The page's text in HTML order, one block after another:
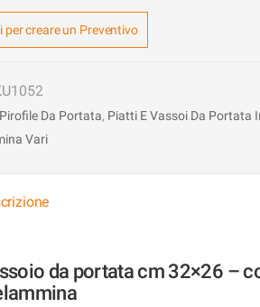
per creare un Preventivo
Da Portata, Piatti E Vassoi Da Portata
Vari
da portata cm 32×26 –